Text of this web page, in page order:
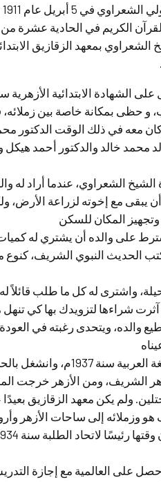
الكريم في الحادية عشرة
الشيخ الشعراوي بمعهد الزقازيق
و حظى بمكانة خاصة بين زملائه،
وكان معه في ذلك الوقت الدكتور
محمد خالد والدكتور أحمد
الشعراوي، عندما أراد له
يبقى مع إخوته لزراعة الأرض،
المكان للسكن
على والده أن يشتري له
الحديث النبوي الشريف،
واشترى له كل ما طلب قائلاً
شراءها لتزويدك بها كي تنهل
والده، ويتحدى رغبته في
والتحق الشعراوي بكلية
الأزهر الشريف، ومن الأزهر
ولم يكن معهد الزقازيق
هو وزملائه إلى ساحات الأزهر
رئيسًا لاتحاد الطلبة سنة 1934م